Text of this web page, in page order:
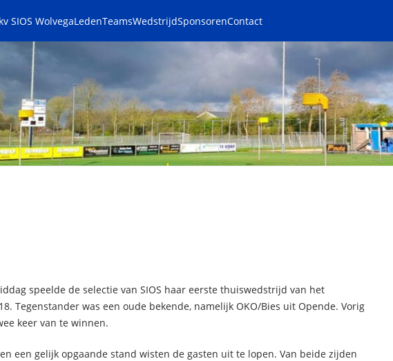
SIOS WolvegaLedenTeamsWedstrijdSponsorenContact
speelde de selectie van SIOS haar eerste thuiswedstrijd van het
Tegenstander was een oude bekende, namelijk OKO/Bies uit Opende. Vorig
keer van te winnen.
een gelijk opgaande stand wisten de gasten uit te lopen. Van beide zijden